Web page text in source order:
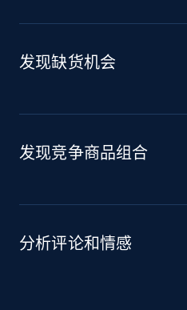
发现缺货机会
发现竞争商品组合
分析评论和情感